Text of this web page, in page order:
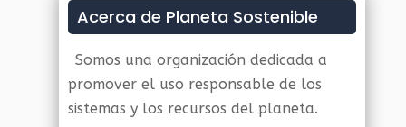
Acerca de Planeta Sostenible
Somos una organización dedicada a
promover el uso responsable de los
sistemas y los recursos del planeta.